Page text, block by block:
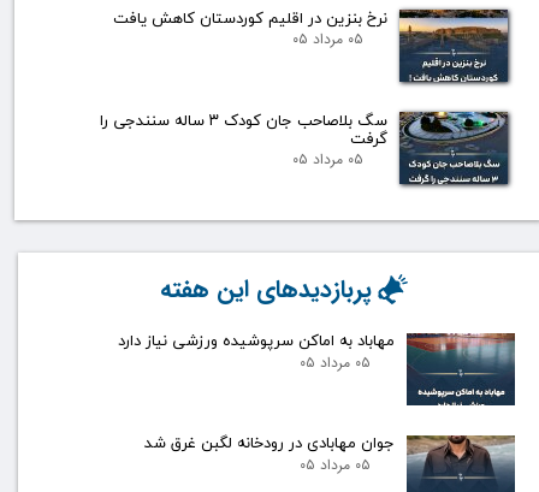
نرخ بنزین در اقلیم کوردستان کاهش یافت
۰۵ مرداد ۰۵
سگ بلاصاحب جان کودک ۳ ساله سنندجی را
گرفت
۰۵ مرداد ۰۵
مهاباد به اماکن سرپوشیده ورزشی نیاز دارد
۰۵ مرداد ۰۵
جوان مهابادی در رودخانه لگبن غرق شد
۰۵ مرداد ۰۵
پربازدیدهای این هفته